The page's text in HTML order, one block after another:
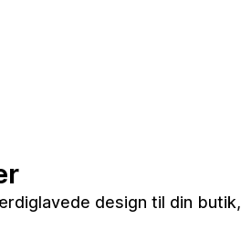
design til din butik,